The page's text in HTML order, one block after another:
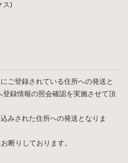
ス)
ご登録されている住所への発送と
録情報の照会確認を実施させて頂
みされた住所への発送となりま
断りしております。